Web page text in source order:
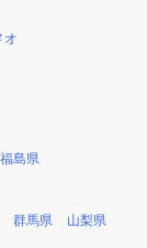
福島県
群馬県 山梨県